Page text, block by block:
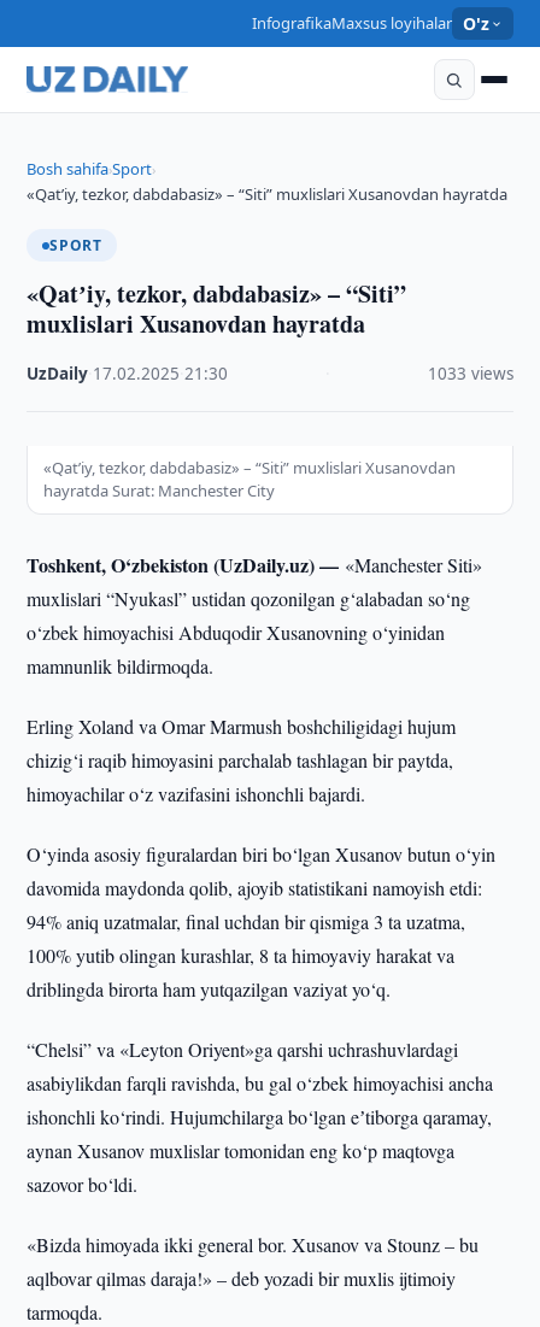
InfografikaMaxsus loyihalar O'z
Bosh sahifa›Sport›
«Qatʼiy, tezkor, dabdabasiz» – “Siti” muxlislari Xusanovdan hayratda
SPORT
«Qatʼiy, tezkor, dabdabasiz» – “Siti”
muxlislari Xusanovdan hayratda
UzDaily 17.02.2025 ·21:30 1033 views
«Qatʼiy, tezkor, dabdabasiz» – “Siti” muxlislari Xusanovdan
hayratda Surat: Manchester City
Toshkent, O‘zbekiston (UzDaily.uz) — «Manchester Siti»
muxlislari “Nyukasl” ustidan qozonilgan g‘alabadan so‘ng
o‘zbek himoyachisi Abduqodir Xusanovning o‘yinidan
mamnunlik bildirmoqda.
Erling Xoland va Omar Marmush boshchiligidagi hujum
chizig‘i raqib himoyasini parchalab tashlagan bir paytda,
himoyachilar o‘z vazifasini ishonchli bajardi.
O‘yinda asosiy figuralardan biri bo‘lgan Xusanov butun o‘yin
davomida maydonda qolib, ajoyib statistikani namoyish etdi:
94% aniq uzatmalar, final uchdan bir qismiga 3 ta uzatma,
100% yutib olingan kurashlar, 8 ta himoyaviy harakat va
driblingda birorta ham yutqazilgan vaziyat yo‘q.
“Chelsi” va «Leyton Oriyent»ga qarshi uchrashuvlardagi
asabiylikdan farqli ravishda, bu gal o‘zbek himoyachisi ancha
ishonchli ko‘rindi. Hujumchilarga bo‘lgan eʼtiborga qaramay,
aynan Xusanov muxlislar tomonidan eng ko‘p maqtovga
sazovor bo‘ldi.
«Bizda himoyada ikki general bor. Xusanov va Stounz – bu
aqlbovar qilmas daraja!» – deb yozadi bir muxlis ijtimoiy
tarmoqda.